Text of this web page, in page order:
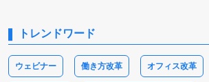
トレンドワード
ウェビナー 働き方改革 オフィス改革